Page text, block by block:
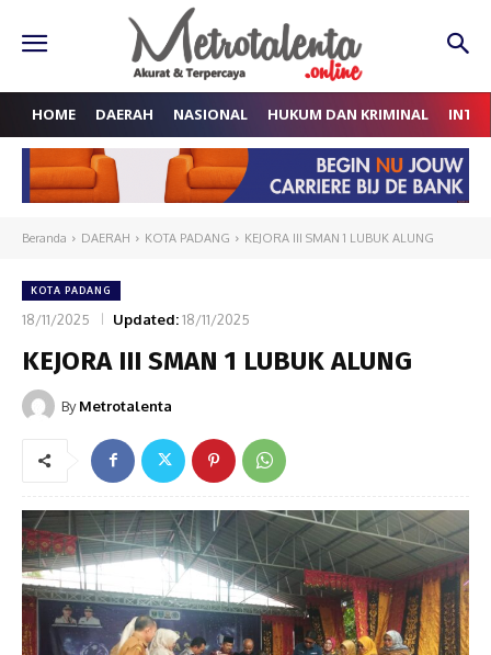
HOME DAERAH NASIONAL HUKUM DAN KRIMINAL
Beranda DAERAH KOTA PADANG KEJORA III SMAN 1 LUBUK ALUNG
KOTA PADANG
18/11/2025 Updated:18/11/2025
KEJORA III SMAN 1 LUBUK ALUNG
By Metrotalenta